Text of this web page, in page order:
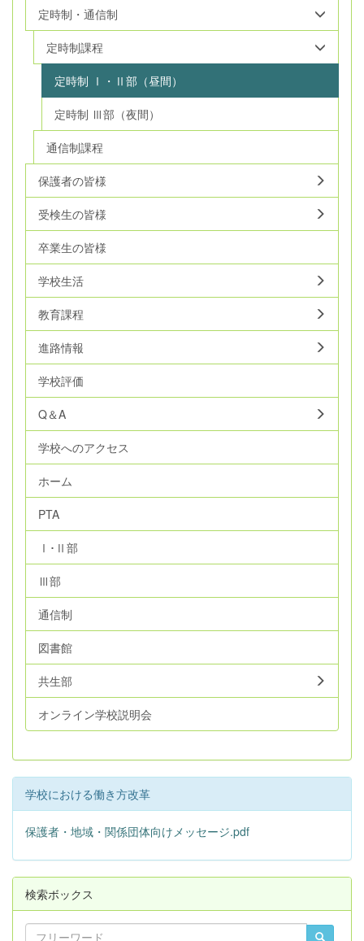
定時制・通信制
定時制課程
定時制 Ⅰ・Ⅱ部（昼間）
定時制 Ⅲ部（夜間）
通信制課程
保護者の皆様
受検生の皆様
卒業生の皆様
学校生活
教育課程
進路情報
学校評価
Q＆A
学校へのアクセス
ホーム
PTA
Ⅰ･Ⅱ部
Ⅲ部
通信制
図書館
共生部
オンライン学校説明会
学校における働き方改革
保護者・地域・関係団体向けメッセージ.pdf
検索ボックス